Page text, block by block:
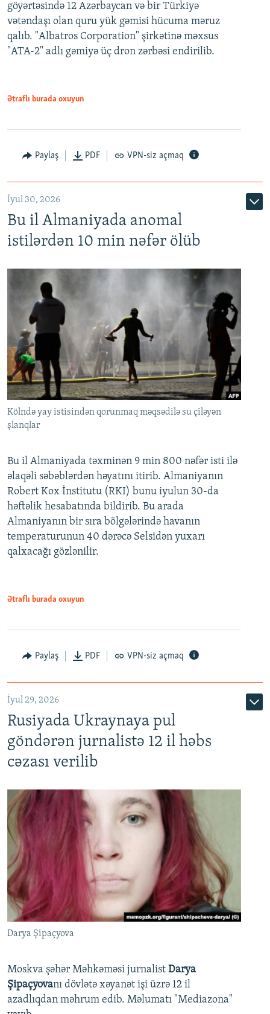
göyərtəsində 12 Azərbaycan və bir Türkiyə
vətəndaşı olan quru yük gəmisi hücuma məruz
qalıb. "Albatros Corporation" şirkətinə məxsus
"ATA-2" adlı gəmiyə üç dron zərbəsi endirilib.
Ətraflı burada oxuyun
Paylaş PDF VPN-siz açmaq
İyul 30, 2026
Bu il Almaniyada anomal
istilərdən 10 min nəfər ölüb
Kölndə yay istisindən qorunmaq məqsədilə su çiləyən
şlanqlar
Bu il Almaniyada təxminən 9 min 800 nəfər isti ilə
əlaqəli səbəblərdən həyatını itirib. Almaniyanın
Robert Kox İnstitutu (RKI) bunu iyulun 30-da
həftəlik hesabatında bildirib. Bu arada
Almaniyanın bir sıra bölgələrində havanın
temperaturunun 40 dərəcə Selsidən yuxarı
qalxacağı gözlənilir.
Ətraflı burada oxuyun
Paylaş PDF VPN-siz açmaq
İyul 29, 2026
Rusiyada Ukraynaya pul
göndərən jurnalistə 12 il həbs
cəzası verilib
Darya Şipaçyova
Moskva şəhər Məhkəməsi jurnalist Darya
Şipaçyovanı dövlətə xəyanət işi üzrə 12 il
azadlıqdan məhrum edib. Məlumatı "Mediazona"